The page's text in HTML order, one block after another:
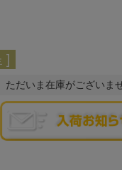
]
だいま在庫がございませ